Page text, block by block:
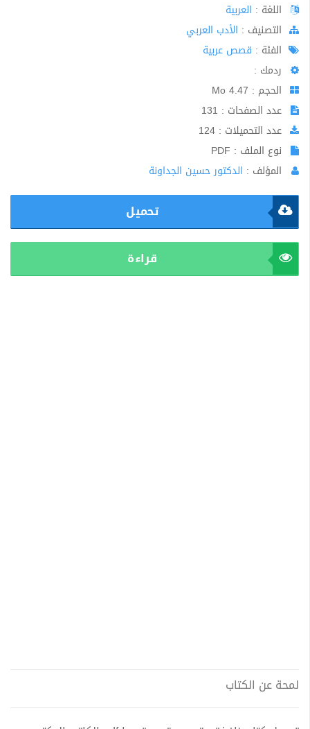
اللغة : العربية
اﻟﺘﺼﻨﻴﻒ : الأدب العربي
الفئة : قصص عربية
ردمك :
الحجم : 4.47 Mo
عدد الصفحات : 131
عدد التحميلات : 124
نوع الملف : PDF
المؤلف : الدكتور حسين الجداونة
تحميل
قراءة
لمحة عن الكتاب